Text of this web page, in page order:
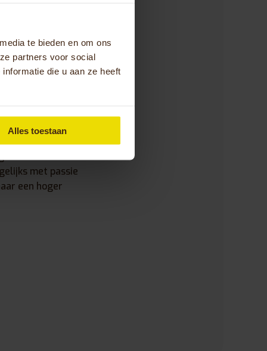
te bieden en om ons
partners voor social
die u aan ze heeft
Alles toestaan
mogelijke
dienstverlening
of commerciële
dat we in 2004
met passie
een hoger